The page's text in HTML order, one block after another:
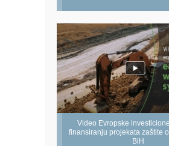
Video Evropske
finansiranju projekata zaštite
BiH